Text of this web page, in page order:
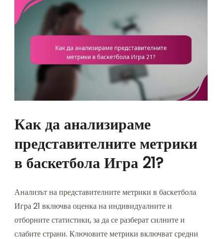
Как да анализираме
представителните метрики
в баскетбола Игра 21?
Анализът на представителните метрики в баскетбола
Игра 21 включва оценка на индивидуалните и
отборните статистики, за да се разберат силните и
слабите страни. Ключовите метрики включват средни